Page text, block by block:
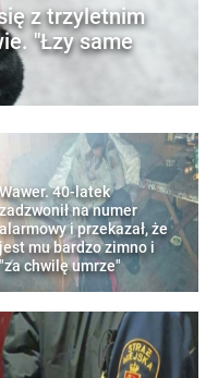
z trzyletnim
"Łzy same
Wawer. 40-latek
zadzwonił na numer
alarmowy i przekazał, że
jest mu bardzo zimno i
"za chwilę umrze"